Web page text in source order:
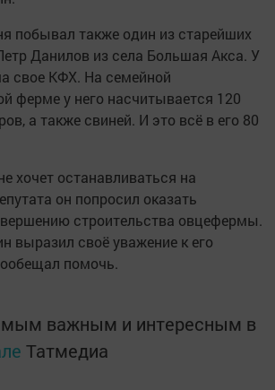
побывал также один из старейших
Данилов из села Большая Акса. У
свое КФХ. На семейной
ферме у него насчитывается 120
а также свиней. И это всё в его 80
хочет останавливаться на
он попросил оказать
строительства овцефермы.
выразил своё уважение к его
помочь.
важным и интересным в
Татмедиа